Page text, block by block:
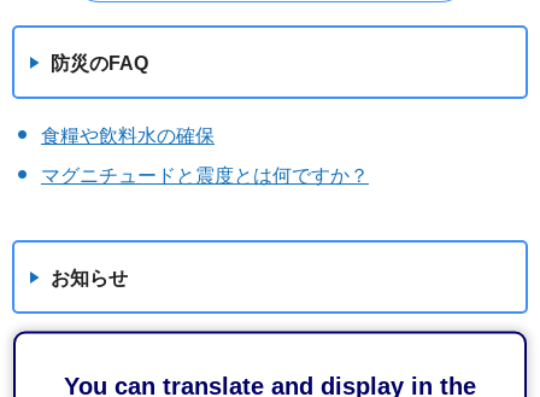
You can translate and display in the
防災のFAQ
食糧や飲料水の確保
マグニチュードと震度とは何ですか？
お知らせ
さい